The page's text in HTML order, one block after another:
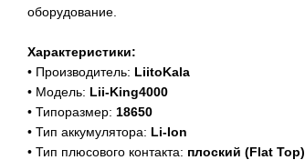
оборудование.
Характеристики:
• Производитель: LiitoKala
• Модель: Lii-King4000
• Типоразмер: 18650
• Тип аккумулятора: Li-Ion
• Тип плюсового контакта: плоский (Flat Top)